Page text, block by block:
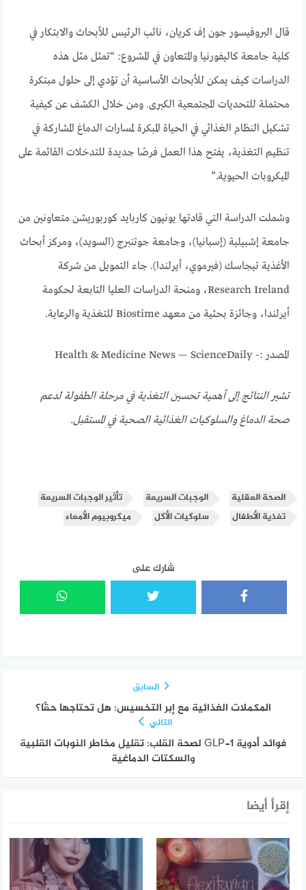
قال البروفيسور جون إف كريان، نائب الرئيس للأبحاث والابتكار في
كلية جامعة كاليفورنيا والمتعاون في المشروع: “تمثل مثل هذه
الدراسات كيف يمكن للأبحاث الأساسية أن تؤدي إلى حلول مبتكرة
محتملة للتحديات المجتمعية الكبرى. ومن خلال الكشف عن كيفية
تشكيل النظام الغذائي في الحياة المبكرة لمسارات الدماغ المشاركة في
تنظيم التغذية، يفتح هذا العمل فرصًا جديدة للتدخلات القائمة على
الميكروبات الحيوية.”
وشملت الدراسة التي قادتها يونيون كاربايد كوربوريشن متعاونين من
جامعة إشبيلية (إسبانيا)، وجامعة جوتنبرج (السويد)، ومركز أبحاث
الأغذية تيجاسك (فيرموي، أيرلندا). جاء التمويل من شركة
Research Ireland، ومنحة الدراسات العليا التابعة لحكومة
أيرلندا، وجائزة بحثية من معهد Biostime للتغذية والرعاية.
المصدر :- Health & Medicine News — ScienceDaily
تشير النتائج إلى أهمية تحسين التغذية في مرحلة الطفولة لدعم
صحة الدماغ والسلوكيات الغذائية الصحية في المستقبل.
الصحة العقلية الوجبات السريعة
تأثير الوجبات السريعة
تغذية الأطفال
سلوكيات الأكل ميكروبيوم الأمعاء
شارك على
السابق
المكملات الغذائية مع إبر التخسيس: هل تحتاجها حقًا؟
التالي
فوائد أدوية GLP-1 لصحة القلب: تقليل مخاطر النوبات القلبية
والسكتات الدماغية
إقرأ أيضا